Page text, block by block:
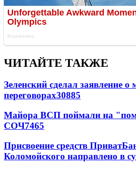
ЧИТАЙТЕ ТАКЖЕ
Зеленский сделал заявление
переговорах30885
Майора ВСП поймали на
СОЧ7465
Присвоение средств
Коломойского направлено в